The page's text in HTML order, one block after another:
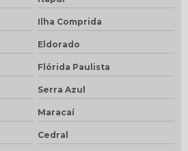
Ilha Comprida
Eldorado
Flórida Paulista
Serra Azul
Maracaí
Cedral